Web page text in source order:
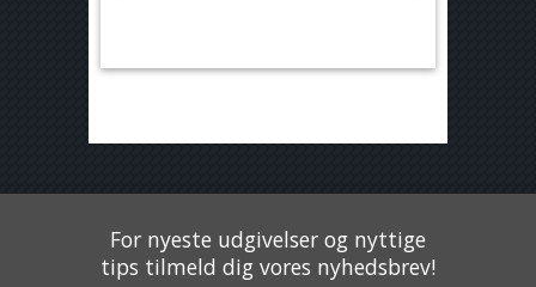
For nyeste udgivelser og nyttige
tips tilmeld dig vores nyhedsbrev!